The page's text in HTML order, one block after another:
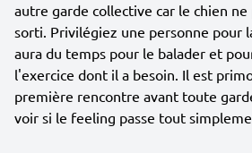
autre garde collective car le chien ne
sorti. Privilégiez une personne pour
aura du temps pour le balader et
l'exercice dont il a besoin. Il est
première rencontre avant toute
voir si le feeling passe tout